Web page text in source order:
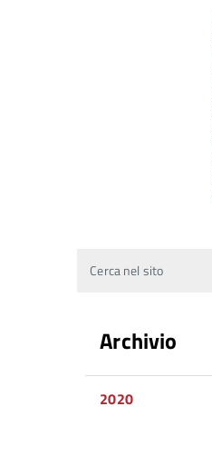
Cerca nel sito
Archivio
2020